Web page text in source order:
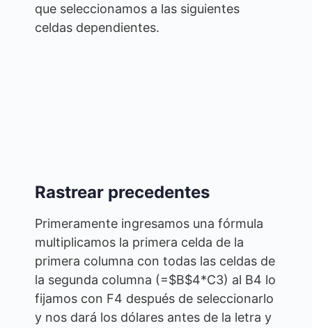
que seleccionamos a las siguientes
celdas dependientes.
Rastrear precedentes
Primeramente ingresamos una fórmula
multiplicamos la primera celda de la
primera columna con todas las celdas de
la segunda columna (=$B$4*C3) al B4 lo
fijamos con F4 después de seleccionarlo
y nos dará los dólares antes de la letra y